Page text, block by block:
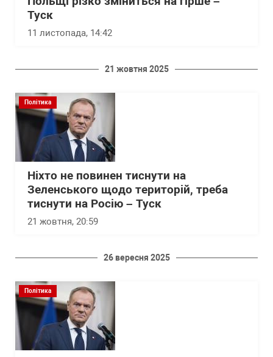
Туск
11 листопада, 14:42
21 жовтня 2025
Політика
Ніхто не повинен тиснути на
Зеленського щодо територій, треба
тиснути на Росію – Туск
21 жовтня, 20:59
26 вересня 2025
Політика